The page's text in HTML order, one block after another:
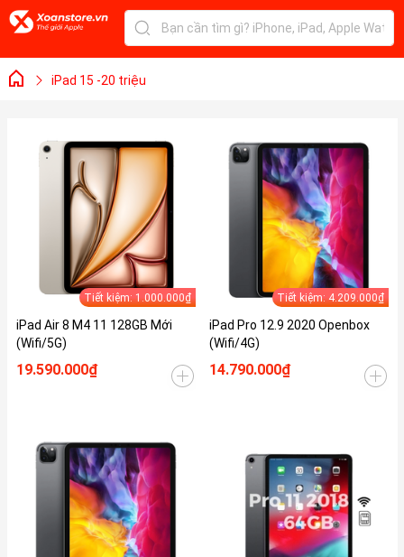
iPad 15 -20 triệu
Tiết kiệm: 1.000.000₫
iPad Air 8 M4 11 128GB Mới
(Wifi/5G)
19.590.000₫
Tiết kiệm: 4.209.000₫
iPad Pro 12.9 2020 Openbox
(Wifi/4G)
14.790.000₫